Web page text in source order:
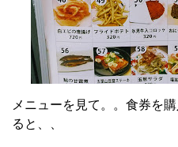
メニューを見て。。食券を
ると、、